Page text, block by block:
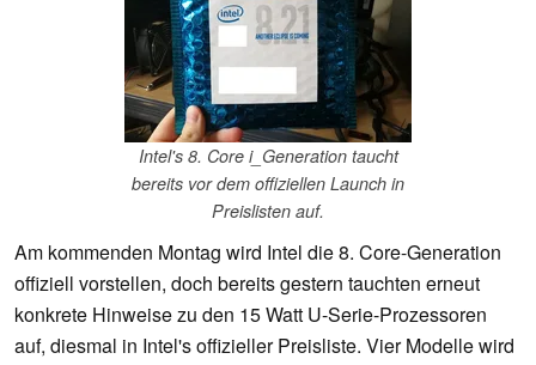
Intel's 8. Core i_Generation taucht
bereits vor dem offiziellen Launch in
Preislisten auf.
Am kommenden Montag wird Intel die 8. Core-Generation
offiziell vorstellen, doch bereits gestern tauchten erneut
konkrete Hinweise zu den 15 Watt U-Serie-Prozessoren
auf, diesmal in Intel's offizieller Preisliste. Vier Modelle wird